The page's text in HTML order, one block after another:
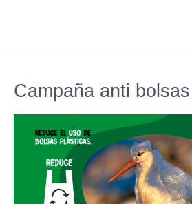
Campaña anti